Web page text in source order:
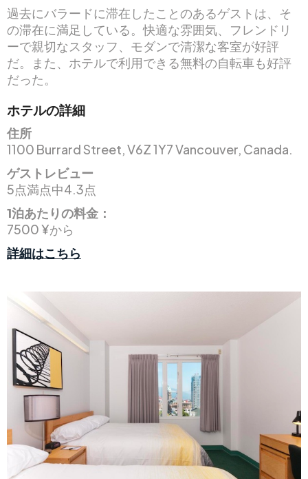
過去にバラードに滞在したことのあるゲストは、そ
の滞在に満足している。快適な雰囲気、フレンドリ
ーで親切なスタッフ、モダンで清潔な客室が好評
だ。また、ホテルで利用できる無料の自転車も好評
だった。
ホテルの詳細
住所
1100 Burrard Street, V6Z 1Y7 Vancouver, Canada.
ゲストレビュー
5点満点中4.3点
1泊あたりの料金：
7500 ¥から
詳細はこちら